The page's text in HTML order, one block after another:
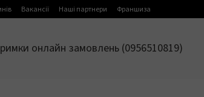
Вакансії Наші партнери Франшиза
онлайн замовлень (0956510819)